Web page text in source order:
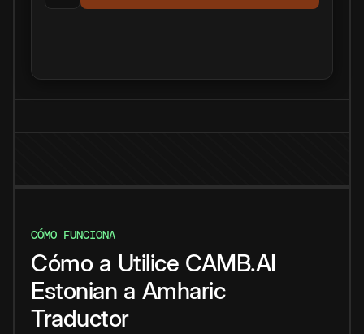
CÓMO FUNCIONA
Cómo a Utilice CAMB.AI
Estonian a Amharic
Traductor